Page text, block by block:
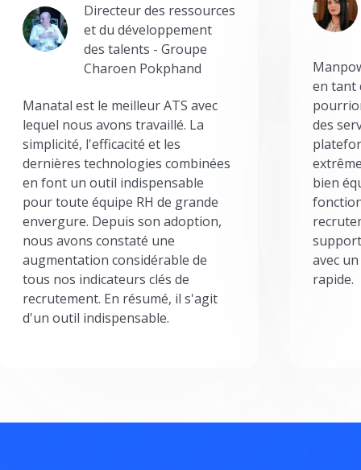
Directeur des ressources
et du développement
des talents - Groupe
Charoen Pokphand
Manatal est le meilleur ATS avec
lequel nous avons travaillé. La
simplicité, l'efficacité et les
dernières technologies combinées
en font un outil indispensable
pour toute équipe RH de grande
envergure. Depuis son adoption,
nous avons constaté une
augmentation considérable de
tous nos indicateurs clés de
recrutement. En résumé, il s'agit
d'un outil indispensable.
en tant
des
bien
avec
rapide.